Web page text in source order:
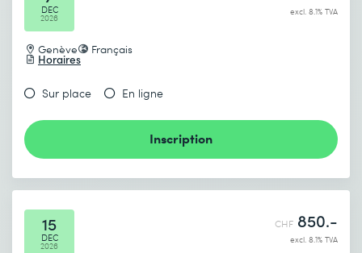
DEC
2026
Genève Français
Horaires
excl. 8.1% TVA
Sur place En ligne
Inscription
15
DEC
2026
CHF 850.-
excl. 8.1% TVA